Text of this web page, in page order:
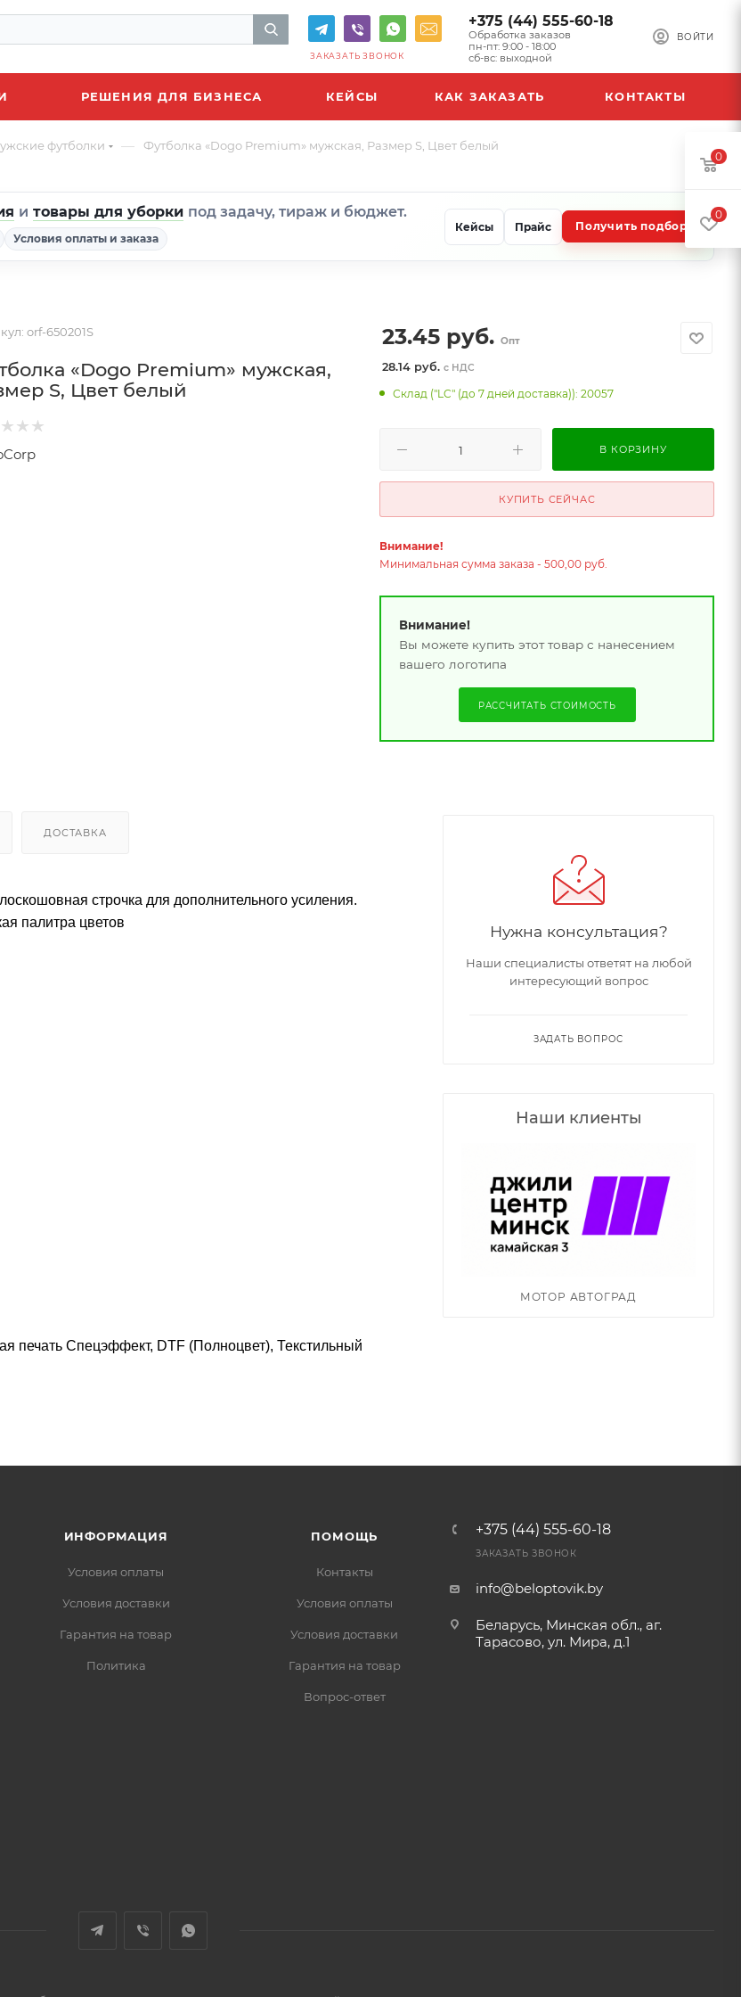
ВОЙТИ
+375 (44) 555-60-18
Обработка заказов
пн-пт: 9:00 - 18:00
сб-вс: выходной
ЗАКАЗАТЬ ЗВОНОК
РЕШЕНИЯ ДЛЯ БИЗНЕСА КЕЙСЫ КАК ЗАКАЗАТЬ КОНТАКТЫ
футболки — Футболка «Dogo Premium» мужская, Размер S, Цвет белый
и товары для уборки под задачу, тираж и бюджет.
Условия оплаты и заказа
Кейсы Прайс Получить подбор
orf-650201S
«Dogo Premium» мужская,
S, Цвет белый
23.45 руб. Опт
28.14 руб.с НДС
Склад ("LC" (до 7 дней доставка)): 20057
В КОРЗИНУ
КУПИТЬ СЕЙЧАС
Внимание!
Минимальная сумма заказа - 500,00 руб.
Внимание!
Вы можете купить этот товар с нанесением
вашего логотипа
РАССЧИТАТЬ СТОИМОСТЬ
ДОСТАВКА
строчка для дополнительного усиления.
палитра цветов
печать Спецэффект, DTF (Полноцвет), Текстильный
Нужна консультация?
Наши специалисты ответят на любой
интересующий вопрос
ЗАДАТЬ ВОПРОС
Наши клиенты
МОТОР АВТОГРАД
ИНФОРМАЦИЯ
Условия оплаты
Условия доставки
Гарантия на товар
Политика
ПОМОЩЬ
Контакты
Условия оплаты
Условия доставки
Гарантия на товар
Вопрос-ответ
+375 (44) 555-60-18
ЗАКАЗАТЬ ЗВОНОК
info@beloptovik.by
Беларусь, Минская обл., аг.
Тарасово, ул. Мира, д.1
0
0